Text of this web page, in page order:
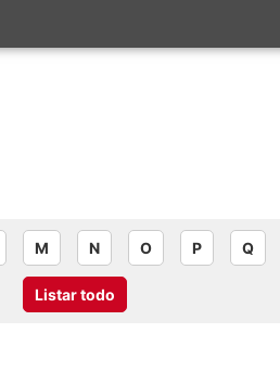
M N O P Q
Listar todo